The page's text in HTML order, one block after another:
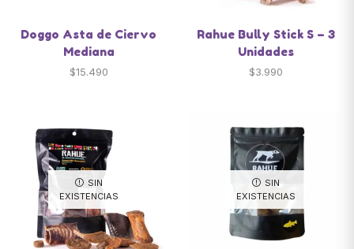
Doggo Asta de Ciervo
Mediana
$15.490
Rahue Bully Stick S – 3
Unidades
$3.990
SIN
EXISTENCIAS
SIN
EXISTENCIAS